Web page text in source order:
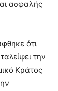
ασφαλής
ότι
την
Κράτος